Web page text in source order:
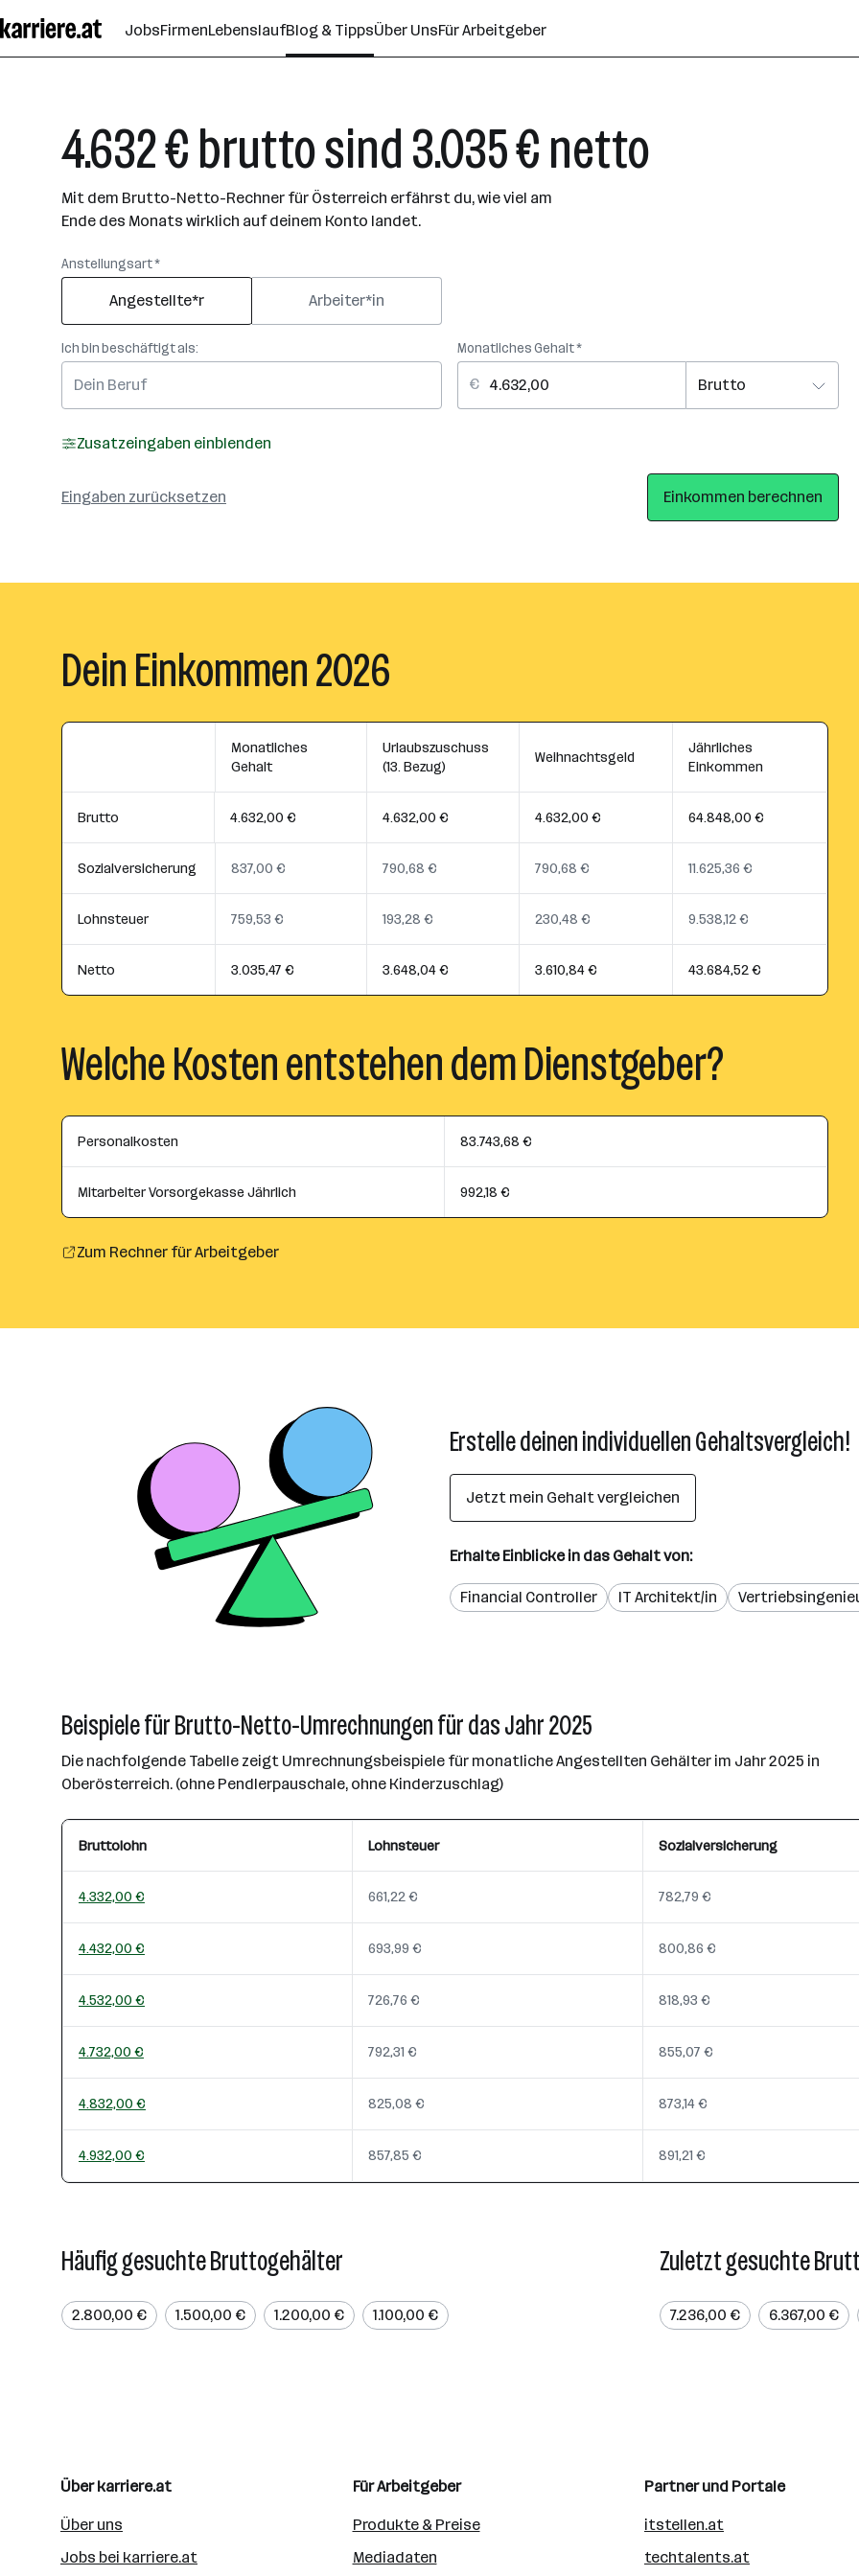
Seiteninhalt
springen
JobsFirmenLebenslaufBlog & TippsÜber UnsFür Arbeitgeber
4.632 € brutto sind 3.035 € netto
Mit dem Brutto-Netto-Rechner für Österreich erfährst du, wie viel am
Ende des Monats wirklich auf deinem Konto landet.
Anstellungsart *
Angestellte*r Arbeiter*in
Ich bin beschäftigt als: Monatliches Gehalt *
Zusatzeingaben einblenden
Eingaben zurücksetzen Einkommen berechnen
Dein Einkommen 2026
Monatliches
Gehalt
Urlaubszuschuss
(13. Bezug)
Weihnachtsgeld
Jährliches
Einkommen
Brutto 4.632,00 € 4.632,00 € 4.632,00 € 64.848,00 €
Sozialversicherung 837,00 € 790,68 € 790,68 € 11.625,36 €
Lohnsteuer 759,53 € 193,28 € 230,48 € 9.538,12 €
Netto 3.035,47 € 3.648,04 € 3.610,84 € 43.684,52 €
Welche Kosten entstehen dem Dienstgeber?
Personalkosten 83.743,68 €
Mitarbeiter Vorsorgekasse Jährlich 992,18 €
Zum Rechner für Arbeitgeber
Erstelle deinen individuellen Gehaltsvergleich!
Jetzt mein Gehalt vergleichen
Erhalte Einblicke in das Gehalt von:
Financial Controller IT Architekt/in
Beispiele für Brutto-Netto-Umrechnungen für das Jahr 2025
Die nachfolgende Tabelle zeigt Umrechnungsbeispiele für monatliche Angestellten Gehälter im Jahr 2025 in
Oberösterreich. (ohne Pendlerpauschale, ohne Kinderzuschlag)
Bruttolohn Lohnsteuer Sozialversicherung
4.332,00 € 661,22 € 782,79 €
4.432,00 € 693,99 € 800,86 €
4.532,00 € 726,76 € 818,93 €
4.732,00 € 792,31 € 855,07 €
4.832,00 € 825,08 € 873,14 €
4.932,00 € 857,85 € 891,21 €
Häufig gesuchte Bruttogehälter
2.800,00 € 1.500,00 € 1.200,00 € 1.100,00 €
Zuletzt gesuchte
7.236,00 € 6.367,00 €
Über karriere.at
Über uns
Jobs bei karriere.at
Für Arbeitgeber
Produkte & Preise
Mediadaten
Partner und Portale
itstellen.at
techtalents.at